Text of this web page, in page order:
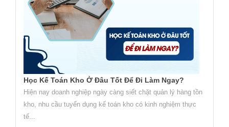
Học Kế Toán Kho Ở Đâu Tốt Để Đi Làm Ngay?
Hiện nay doanh nghiệp ngày càng siết chặt quản lý hàng tồn
kho, nhu cầu tuyển dụng kế toán kho có kinh nghiệm thực
tế...